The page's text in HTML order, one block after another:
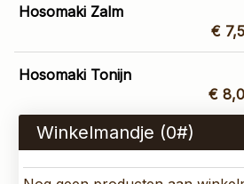
Hosomaki Zalm
€
Hosomaki Tonijn
€
Winkelmandje (0#)